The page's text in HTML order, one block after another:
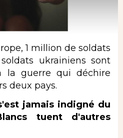
1 million de soldats
ukrainiens sont
la guerre qui déchire
deux pays.
jamais indigné du
tuent d'autres